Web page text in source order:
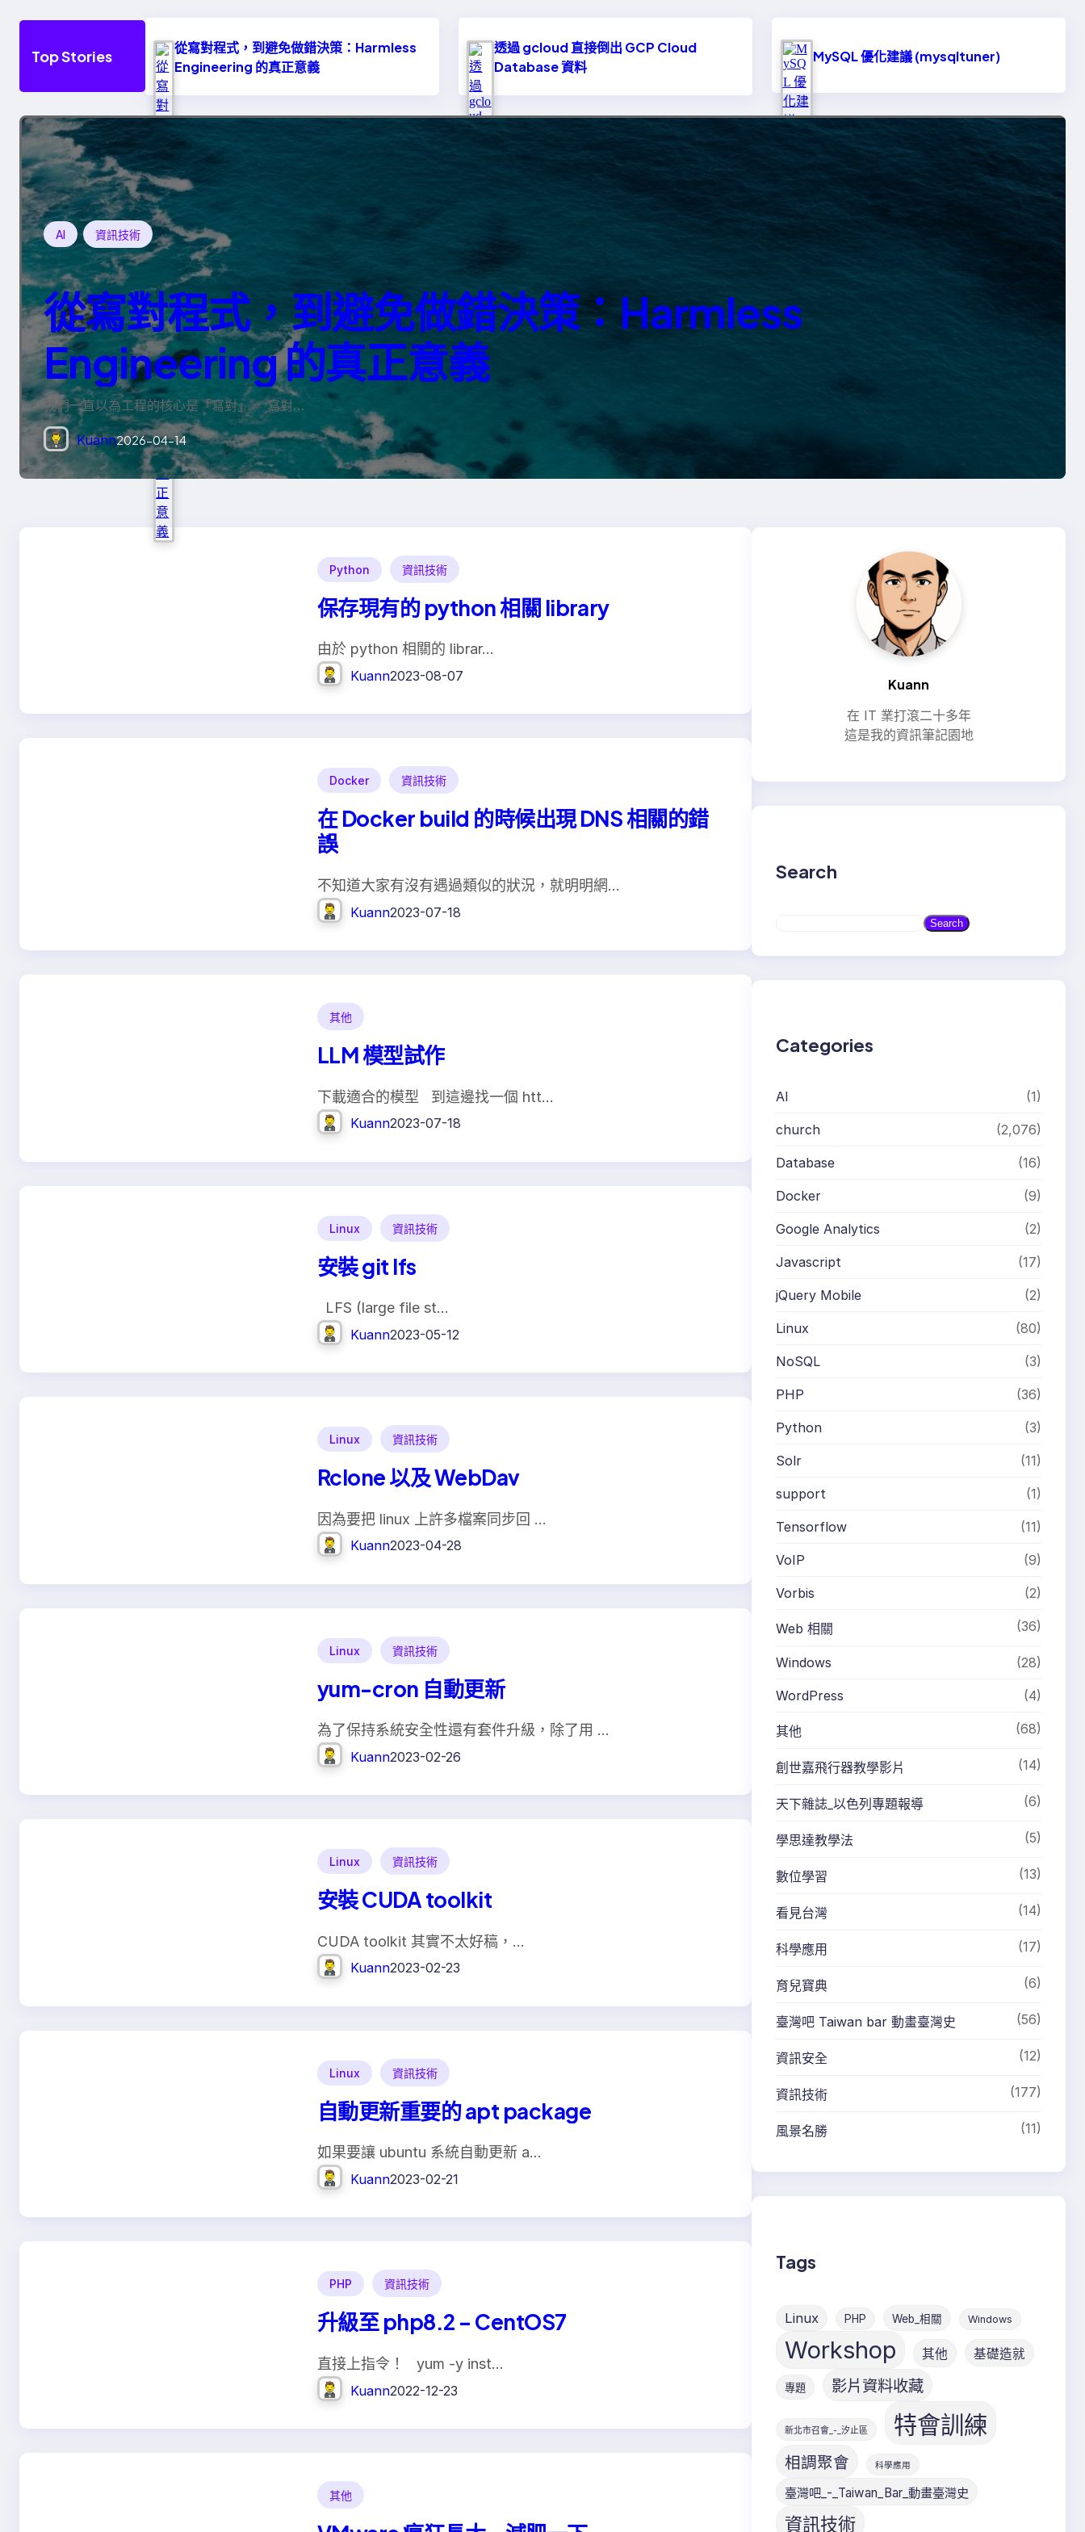
Top Stories
從寫對程式，到避免做錯決策：Harmless
Engineering 的真正意義
透過 gcloud 直接倒出 GCP Cloud
Database 資料
MySQL 優化建議 (mysqltuner)
AI 資訊技術
從寫對程式，到避免做錯決策：Harmless
Engineering 的真正意義
我們一直以為工程的核心是「寫對」。 寫對…
Kuann2026-04-14
Python 資訊技術
保存現有的 python 相關 library
由於 python 相關的 librar…
Kuann2023-08-07
Docker 資訊技術
在 Docker build 的時候出現 DNS 相關的錯
誤
不知道大家有沒有遇過類似的狀況，就明明網…
Kuann2023-07-18
其他
LLM 模型試作
下載適合的模型 到這邊找一個 htt…
Kuann2023-07-18
Linux 資訊技術
安裝 git lfs
LFS (large file st…
Kuann2023-05-12
Linux 資訊技術
Rclone 以及 WebDav
因為要把 linux 上許多檔案同步回 …
Kuann2023-04-28
Linux 資訊技術
yum-cron 自動更新
為了保持系統安全性還有套件升級，除了用 …
Kuann2023-02-26
Linux 資訊技術
安裝 CUDA toolkit
CUDA toolkit 其實不太好稿，…
Kuann2023-02-23
Linux 資訊技術
自動更新重要的 apt package
如果要讓 ubuntu 系統自動更新 a…
Kuann2023-02-21
PHP 資訊技術
升級至 php8.2 – CentOS7
直接上指令！ yum -y inst…
Kuann2022-12-23
其他
Kuann
在 IT 業打滾二十多年
這是我的資訊筆記園地
Search
a
Search
Categories
AI (1)
church (2,076)
Database (16)
Docker (9)
Google Analytics (2)
Javascript (17)
jQuery Mobile (2)
Linux (80)
NoSQL (3)
PHP (36)
Python (3)
Solr (11)
support (1)
Tensorflow (11)
VoIP (9)
Vorbis (2)
Web 相關 (36)
Windows (28)
WordPress (4)
其他 (68)
創世嘉飛行器教學影片 (14)
天下雜誌_以色列專題報導 (6)
學思達教學法 (5)
數位學習 (13)
看見台灣 (14)
科學應用 (17)
育兒寶典 (6)
臺灣吧 Taiwan bar 動畫臺灣史 (56)
資訊安全 (12)
資訊技術 (177)
風景名勝 (11)
Tags
Linux PHP Web_相關 Windows
Workshop 其他 基礎造就
專題 影片資料收藏
新北市召會_-_汐止區 特會訓練
相調聚會 科學應用
臺灣吧_-_Taiwan_Bar_動畫臺灣史
資訊技術